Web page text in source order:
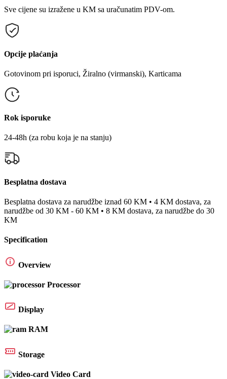
Sve cijene su izražene u KM sa uračunatim PDV-om.
Opcije plaćanja
Gotovinom pri isporuci, Žiralno (virmanski), Karticama
Rok isporuke
24-48h (za robu koja je na stanju)
Besplatna dostava
Besplatna dostava za narudžbe iznad 60 KM • 4 KM dostava, za
narudžbe od 30 KM - 60 KM • 8 KM dostava, za narudžbe do 30
KM
Specification
Overview
Processor
Display
RAM
Storage
Video Card